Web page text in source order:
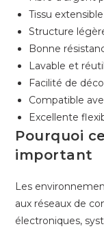
Tissu
Structure
Bonne
Lavable et
Facilité de
Compatible
Excellente
Pourquoi
important
Les
aux réseaux de
électroniques,